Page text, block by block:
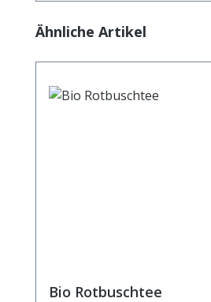
Produktgalerie überspringen
Ähnliche Artikel
Bio Rotbuschtee